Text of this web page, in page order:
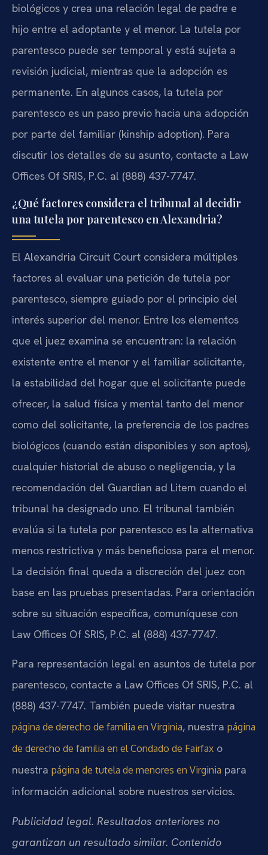
biológicos y crea una relación legal de padre e
hijo entre el adoptante y el menor. La tutela por
parentesco puede ser temporal y está sujeta a
revisión judicial, mientras que la adopción es
permanente. En algunos casos, la tutela por
parentesco es un paso previo hacia una adopción
por parte del familiar (kinship adoption). Para
discutir los detalles de su asunto, contacte a Law
Offices Of SRIS, P.C. al (888) 437-7747.
¿Qué factores considera el tribunal al decidir
una tutela por parentesco en Alexandria?
El Alexandria Circuit Court considera múltiples
factores al evaluar una petición de tutela por
parentesco, siempre guiado por el principio del
interés superior del menor. Entre los elementos
que el juez examina se encuentran: la relación
existente entre el menor y el familiar solicitante,
la estabilidad del hogar que el solicitante puede
ofrecer, la salud física y mental tanto del menor
como del solicitante, la preferencia de los padres
biológicos (cuando están disponibles y son aptos),
cualquier historial de abuso o negligencia, y la
recomendación del Guardian ad Litem cuando el
tribunal ha designado uno. El tribunal también
evalúa si la tutela por parentesco es la alternativa
menos restrictiva y más beneficiosa para el menor.
La decisión final queda a discreción del juez con
base en las pruebas presentadas. Para orientación
sobre su situación específica, comuníquese con
Law Offices Of SRIS, P.C. al (888) 437-7747.
Para representación legal en asuntos de tutela por
parentesco, contacte a Law Offices Of SRIS, P.C. al
(888) 437-7747. También puede visitar nuestra
página de derecho de familia en Virginia, nuestra página
de derecho de familia en el Condado de Fairfax o
nuestra página de tutela de menores en Virginia para
información adicional sobre nuestros servicios.
Publicidad legal. Resultados anteriores no
garantizan un resultado similar. Contenido